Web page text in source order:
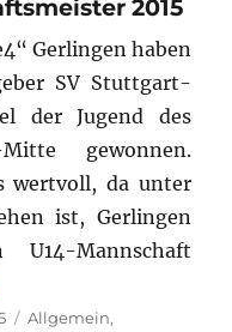
2015
Gerlingen haben
SV Stuttgart-
der Jugend des
Mitte gewonnen.
wertvoll, da unter
ist, Gerlingen
Mannschaft
Kategorien
Allgemein,